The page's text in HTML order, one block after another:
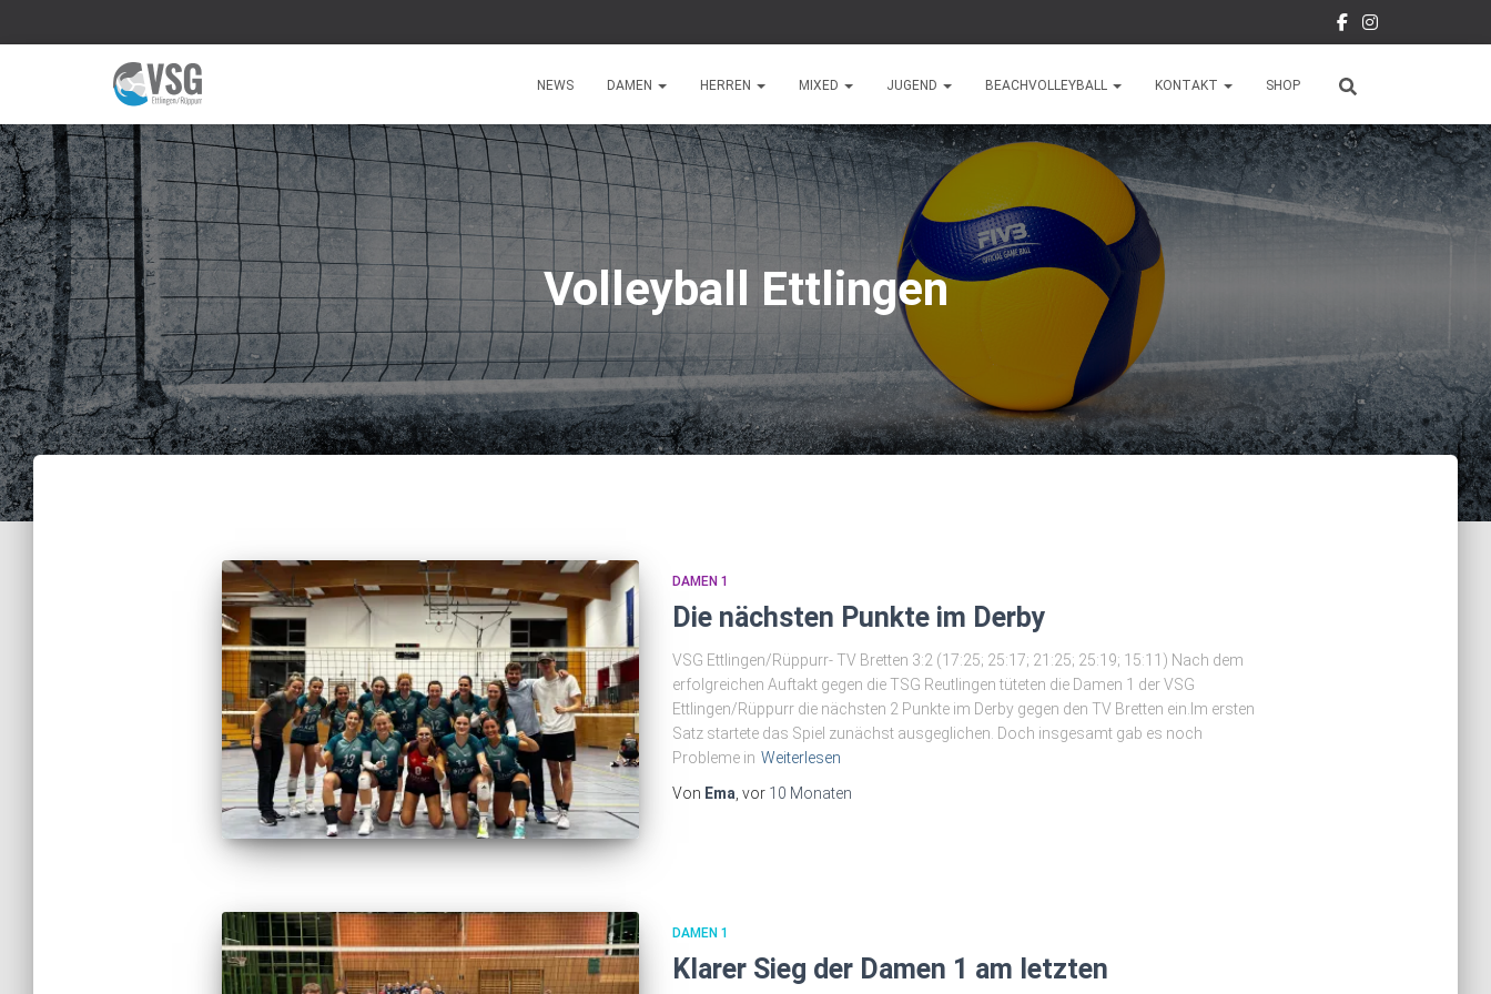
NEWS DAMEN HERREN MIXED JUGEND BEACHVOLLEYBALL KONTAKT SHOP
Volleyball Ettlingen
DAMEN 1
Die nächsten Punkte im Derby
VSG Ettlingen/Rüppurr- TV Bretten 3:2 (17:25; 25:17; 21:25; 25:19; 15:11) Nach dem
erfolgreichen Auftakt gegen die TSG Reutlingen tüteten die Damen 1 der VSG
Ettlingen/Rüppurr die nächsten 2 Punkte im Derby gegen den TV Bretten ein.Im ersten
Satz startete das Spiel zunächst ausgeglichen. Doch insgesamt gab es noch
Probleme in Weiterlesen
Von Ema , vor 10 Monaten
DAMEN 1
Klarer Sieg der Damen 1 am letzten